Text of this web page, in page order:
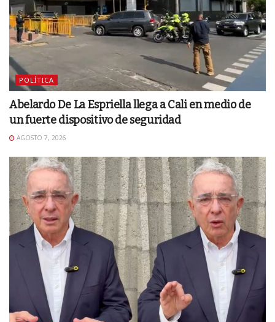
POLÍTICA
Abelardo De La Espriella llega a Cali en medio de
un fuerte dispositivo de seguridad
AGOSTO 7, 2026